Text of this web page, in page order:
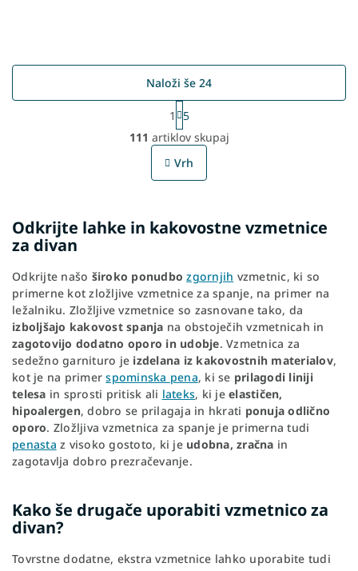
L
i
s
g
c
t
r
o
l
s
Naloži še 24
P
a
g
i
n
n
1
5
111 artiklov skupaj
Vrh
Odkrijte lahke in kakovostne vzmetnice
za divan
Odkrijte našo široko ponudbo zgornjih vzmetnic, ki so
primerne kot zložljive vzmetnice za spanje, na primer na
ležalniku. Zložljive vzmetnice so zasnovane tako, da
izboljšajo kakovost spanja na obstoječih vzmetnicah in
zagotovijo dodatno oporo in udobje. Vzmetnica za
sedežno garnituro je izdelana iz kakovostnih materialov,
kot je na primerspominska pena, ki se prilagodi liniji
telesa in sprosti pritisk ali lateks, ki je elastičen,
hipoalergen, dobro se prilagaja in hkrati ponuja odlično
oporo. Zložljiva vzmetnica za spanje je primerna tudi
penasta z visoko gostoto, ki je udobna, zračna in
zagotavlja dobro prezračevanje.
Kako še drugače uporabiti vzmetnico za
divan?
Tovrstne dodatne, ekstra vzmetnice lahko uporabite tudi